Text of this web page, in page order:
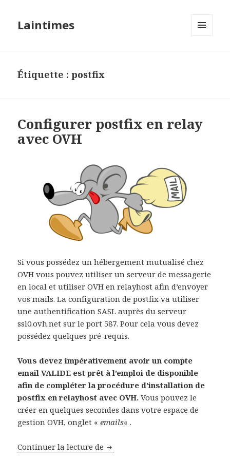
Laintimes
Étiquette :postfix
Configurer postfix en relay
avec OVH
Si vous possédez un hébergement mutualisé chez
OVH vous pouvez utiliser un serveur de messagerie
en local et utiliser OVH en relayhost afin d’envoyer
vos mails. La configuration de postfix va utiliser
une authentification SASL auprès du serveur
ssl0.ovh.net sur le port 587. Pour cela vous devez
possédez quelques pré-requis.
Vous devez impérativement avoir un compte
email VALIDE est prêt à l’emploi de disponible
afin de compléter la procédure d’installation de
postfix en relayhost avec OVH. Vous pouvez le
créer en quelques secondes dans votre espace de
gestion OVH, onglet «emails« .
Continuer la lecture de Configurer postfix en relay avec